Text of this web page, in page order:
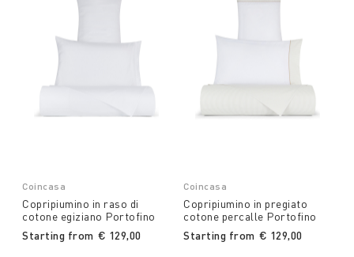
Coincasa
Copripiumino in raso di
cotone egiziano Portofino
Starting from € 129,00
Coincasa
Copripiumino in pregiato
cotone percalle Portofino
Starting from € 129,00